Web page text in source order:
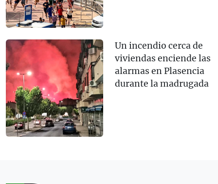
Un incendio cerca de
viviendas enciende las
alarmas en Plasencia
durante la madrugada